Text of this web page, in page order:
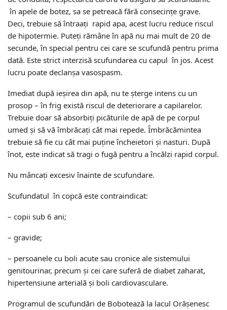
în apele de botez, sa se petreacă fără consecințe grave.
Deci, trebuie să întraați rapid apa, acest lucru reduce riscul
de hipotermie. Puteți rămâne în apă nu mai mult de 20 de
secunde, în special pentru cei care se scufundă pentru prima
dată. Este strict interzisă scufundarea cu capul în jos. Acest
lucru poate declanșa vasospasm.
Imediat după ieșirea din apă, nu te șterge intens cu un
prosop – în frig există riscul de deteriorare a capilarelor.
Trebuie doar să absorbiți picăturile de apă de pe corpul
umed și să vă îmbrăcați cât mai repede. Îmbrăcămintea
trebuie să fie cu cât mai puține încheietori și nasturi. După
înot, este indicat să tragi o fugă pentru a încălzi rapid corpul.
Nu mâncați excesiv înainte de scufundare.
Scufundatul în copcă este contraindicat:
– copii sub 6 ani;
– gravide;
– persoanele cu boli acute sau cronice ale sistemului
genitourinar, precum și cei care suferă de diabet zaharat,
hipertensiune arterială și boli cardiovasculare.
Programul de scufundări de Bobotează la lacul Orășenesc